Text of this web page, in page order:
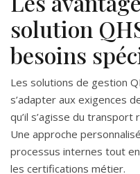
solution
besoins
Les solutions de gestion
s’adapter aux exigences
qu’il s’agisse du transport
Une approche
processus internes tout
les certifications métier.